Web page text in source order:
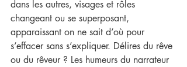
dans les autres, visages et rôles
changeant ou se superposant,
apparaissant on ne sait d’où pour
s’effacer sans s’expliquer. Délires du rêve
ou du rêveur ? Les humeurs du narrateur